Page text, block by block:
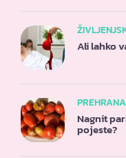
Ali lahko
PREHRANA
Nagnit
pojeste?